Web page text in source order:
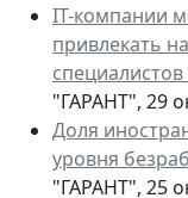
IT-компании
привлекать
"ГАРАНТ", 29
Доля
уровня
"ГАРАНТ", 25